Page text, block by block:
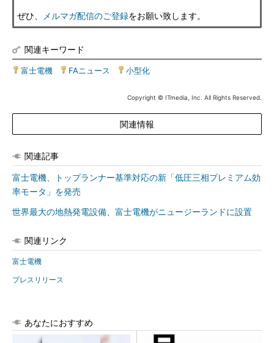
ぜひ、 メルマガ配信のご登録をお願い致します。
関連キーワード
富士電機 FAニュース 小型化
Copyright © ITmedia, Inc. All Rights Reserved.
関連情報
関連記事
富士電機、トップランナー基準対応の新「低圧三相プレミアム効
率モータ」を発売
世界最大の地熱発電設備、富士電機がニュージーランドに設置
関連リンク
富士電機
プレスリリース
あなたにおすすめ